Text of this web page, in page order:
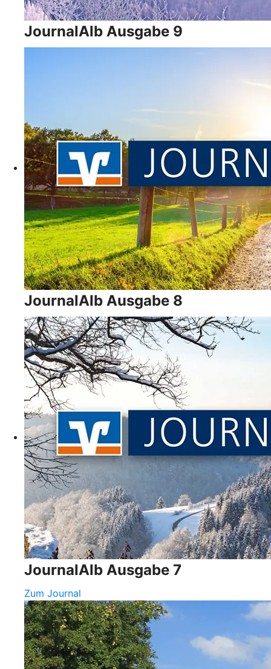
JournalAlb Ausgabe 9
JournalAlb Ausgabe 8
JournalAlb Ausgabe 7
Zum Journal